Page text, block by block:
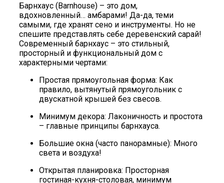
Барнхаус (Barnhouse) – это дом,
вдохновленный… амбарами! Да-да, теми
самыми, где хранят сено и инструменты. Но не
спешите представлять себе деревенский сарай!
Современный барнхаус – это стильный,
просторный и функциональный дом с
характерными чертами:
Простая прямоугольная форма: Как
правило, вытянутый прямоугольник с
двускатной крышей без свесов.
Минимум декора: Лаконичность и простота
– главные принципы барнхауса.
Большие окна (часто панорамные): Много
света и воздуха!
Открытая планировка: Просторная
гостиная-кухня-столовая, минимум